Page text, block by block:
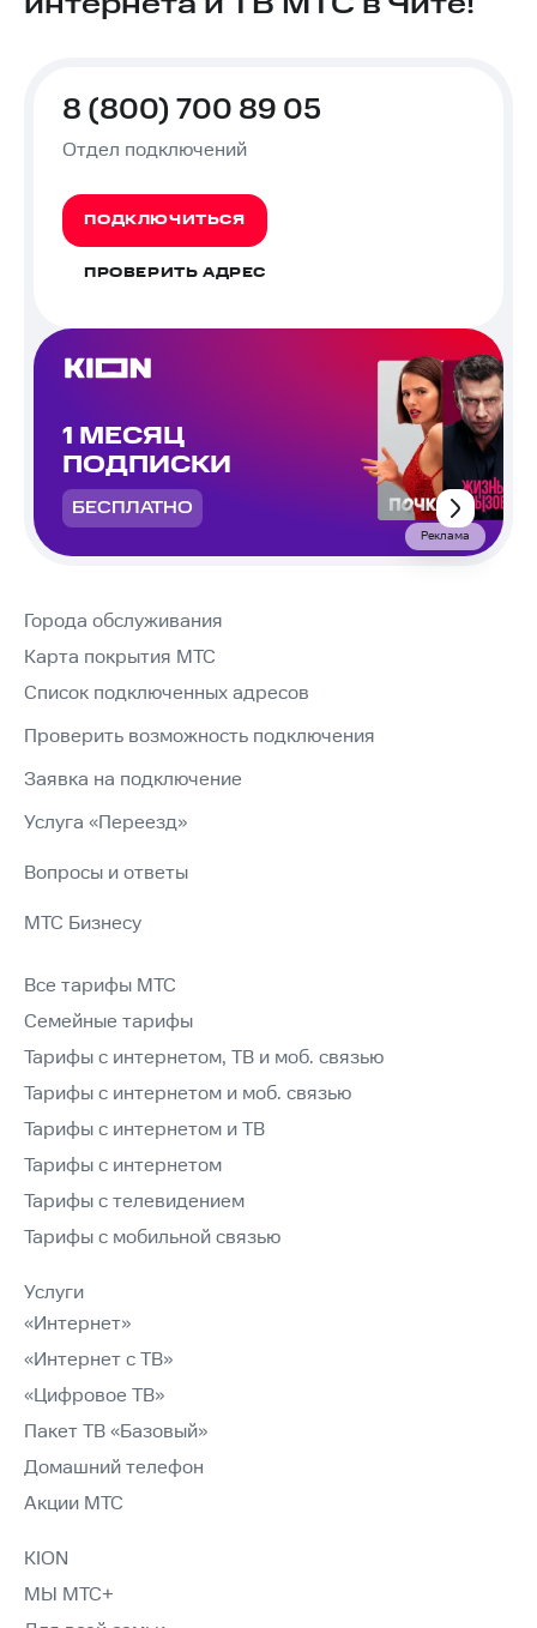
8 (800) 700 89 05
Отдел подключений
ПОДКЛЮЧИТЬСЯ
ПРОВЕРИТЬ АДРЕС
1 МЕСЯЦ
ПОДПИСКИ
БЕСПЛАТНО
Реклама
Города обслуживания
Карта покрытия МТС
Список подключенных адресов
Проверить возможность подключения
Заявка на подключение
Услуга «Переезд»
Вопросы и ответы
МТС Бизнесу
Все тарифы МТС
Семейные тарифы
Тарифы с интернетом, ТВ и моб. связью
Тарифы с интернетом и моб. связью
Тарифы с интернетом и ТВ
Тарифы с интернетом
Тарифы с телевидением
Тарифы с мобильной связью
Услуги
«Интернет»
«Интернет с ТВ»
«Цифровое ТВ»
Пакет ТВ «Базовый»
Домашний телефон
Акции МТС
KION
МЫ МТС+